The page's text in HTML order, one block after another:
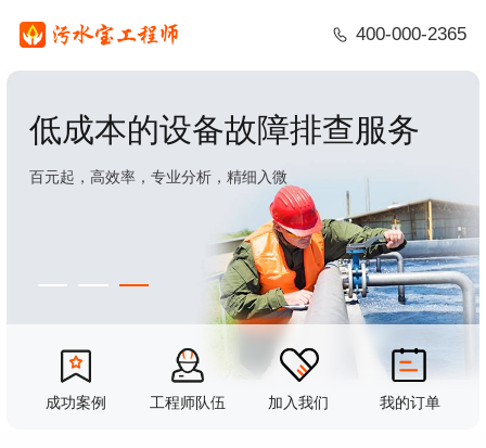
400-000-2365
低成本的设备故障排查服务
百元起，高效率，专业分析，精细入微
成功案例 工程师队伍 加入我们 我的订单